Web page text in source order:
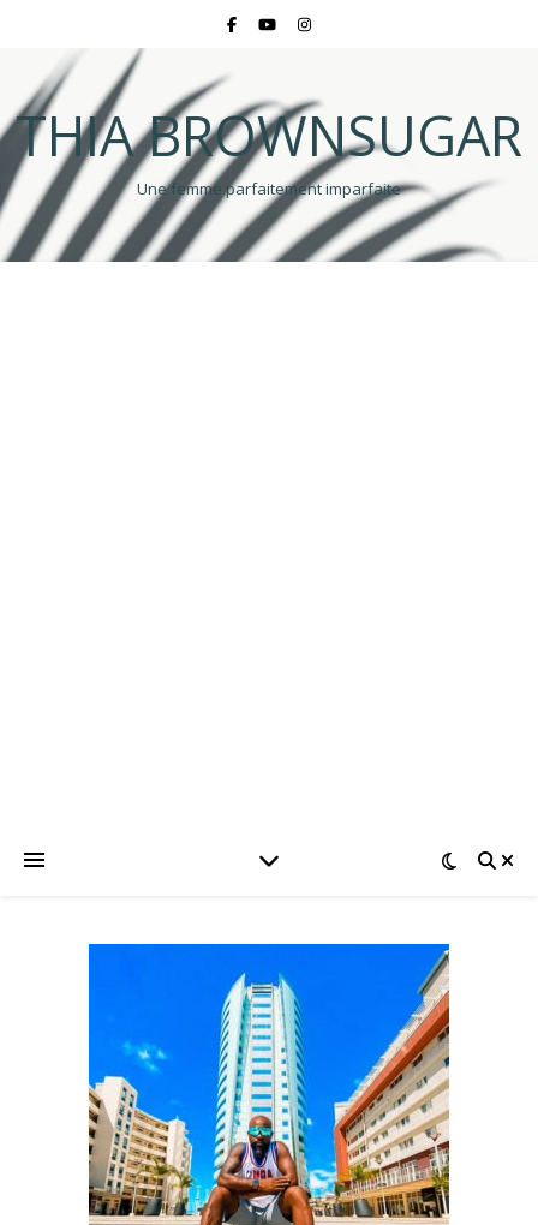
THIA BROWNSUGAR
Une femme parfaitement imparfaite